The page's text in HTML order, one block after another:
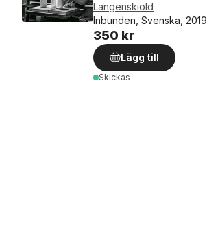
Langenskiöld
Inbunden, Svenska, 2019
350 kr
Lägg till
Skickas